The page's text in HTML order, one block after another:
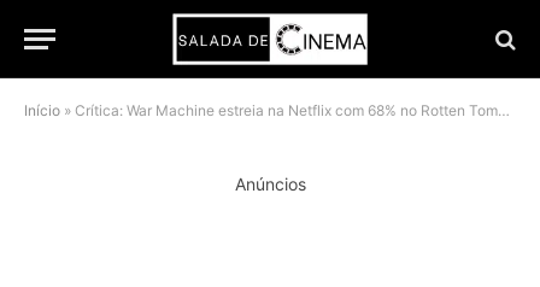
Início » Crítica: War Machine estreia na Netflix com 68% no Rotten Tomatoes e muita adrenalina
Anúncios